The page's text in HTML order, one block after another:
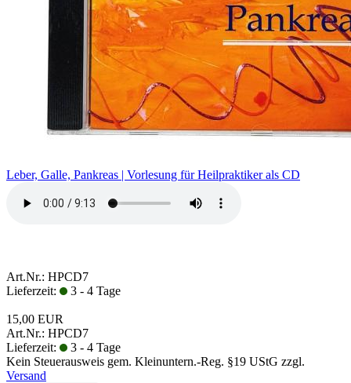
Leber, Galle, Pankreas | Vorlesung für Heilpraktiker als CD
Art.Nr.: HPCD7
Lieferzeit:
3 - 4 Tage
15,00 EUR
Art.Nr.: HPCD7
Lieferzeit:
3 - 4 Tage
Kein Steuerausweis gem. Kleinuntern.-Reg. §19 UStG zzgl.
Versand